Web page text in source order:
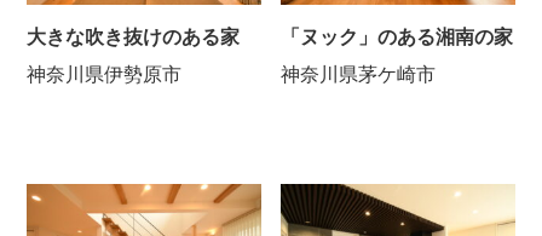
大きな吹き抜けのある家
神奈川県伊勢原市
「ヌック」のある湘南の家
神奈川県茅ケ崎市